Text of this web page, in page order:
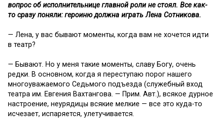
вопрос об исполнительнице главной роли не стоял. Все как-
то сразу поняли: героиню должна играть Лена Сотникова.
— Лена, у вас бывают моменты, когда вам не хочется идти
в театр?
— Бывают. Но у меня такие моменты, славу Богу, очень
редки. В основном, когда я переступаю порог нашего
многоуважаемого Седьмого подъезда (служебный вход
театра им. Евгения Вахтангова. — Прим. Авт.), всякое дурное
настроение, неурядицы всякие мелкие — все это куда-то
исчезает, испаряется, улетучивается.